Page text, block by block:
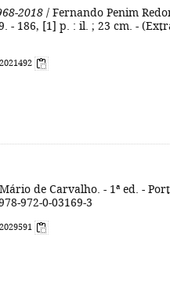
2018 / Fernando Penim
- 186, [1] p. : il. ; 23 cm. -
de Carvalho. - 1ª ed. -
972-0-03169-3